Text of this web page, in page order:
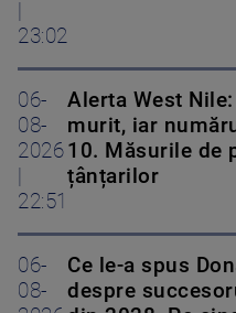
23:02
06-
08-
2026
22:51
Alerta West
murit, iar
10. Măsurile de
țânțarilor
06-
08-
Ce le-a spus
despre